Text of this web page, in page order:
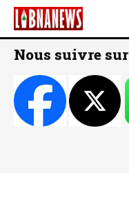
Nous suivre sur